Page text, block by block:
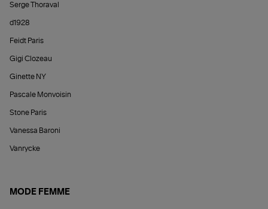
Serge Thoraval
d1928
Feidt Paris
Gigi Clozeau
Ginette NY
Pascale Monvoisin
Stone Paris
Vanessa Baroni
Vanrycke
MODE FEMME